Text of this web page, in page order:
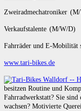
Zweiradmechatroniker
Verkaufstalente (M/W/D)
Fahrräder und E-Mobilität
www.tari-bikes.de
besitzen Routine und
Fahrradwerkstatt? Sie
wachsen? Motivierte